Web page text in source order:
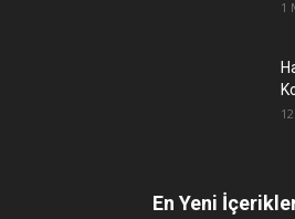
1
En Yeni